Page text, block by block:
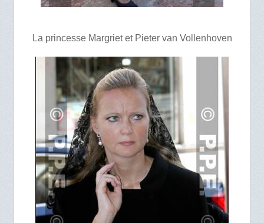
La princesse Margriet et Pieter van Vollenhoven